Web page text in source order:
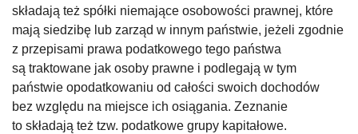
składają też spółki niemające osobowości prawnej, które
mają siedzibę lub zarząd w innym państwie, jeżeli zgodnie
z przepisami prawa podatkowego tego państwa
są traktowane jak osoby prawne i podlegają w tym
państwie opodatkowaniu od całości swoich dochodów
bez względu na miejsce ich osiągania. Zeznanie
to składają też tzw. podatkowe grupy kapitałowe.